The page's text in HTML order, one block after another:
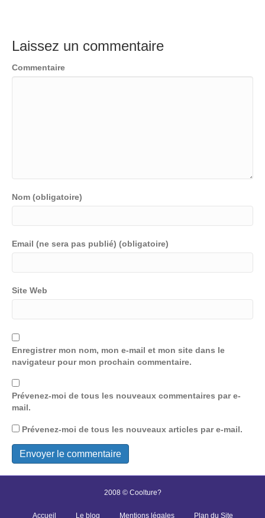
Laissez un commentaire
Commentaire
Nom (obligatoire)
Email (ne sera pas publié) (obligatoire)
Site Web
Enregistrer mon nom, mon e-mail et mon site dans le
navigateur pour mon prochain commentaire.
Prévenez-moi de tous les nouveaux commentaires par e-
mail.
Prévenez-moi de tous les nouveaux articles par e-mail.
2008 © Coolture?
Accueil Le blog Mentions légales Plan du Site